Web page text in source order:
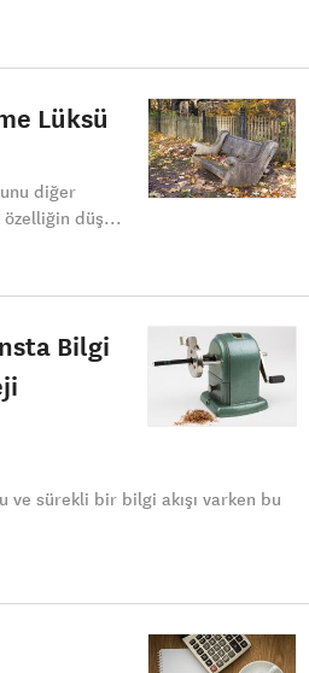
Lüksü
diğer
özelliğin düş...
Bilgi
ve sürekli bir bilgi akışı varken bu